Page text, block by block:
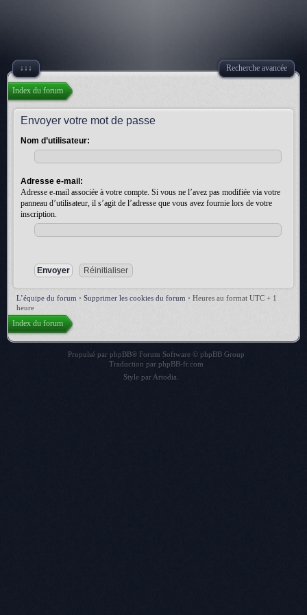
↓↓↓ Recherche avancée
Index du forum
Envoyer votre mot de passe
Nom d’utilisateur:
Adresse e-mail:
Adresse e-mail associée à votre compte. Si vous ne l’avez pas modifiée via votre
panneau d’utilisateur, il s’agit de l’adresse que vous avez fournie lors de votre
inscription.
L’équipe du forum • Supprimer les cookies du forum • Heures au format UTC + 1
heure
Index du forum
Propulsé par phpBB® Forum Software © phpBB Group
Traduction par phpBB-fr.com
Style par Artodia